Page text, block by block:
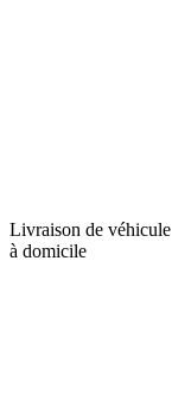
Livraison de véhicule
à domicile